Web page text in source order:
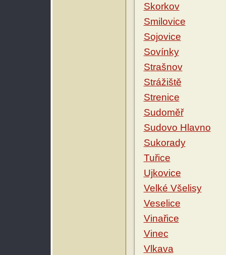
Skorkov
Smilovice
Sojovice
Sovínky
Strašnov
Strážiště
Strenice
Sudoměř
Sudovo Hlavno
Sukorady
Tuřice
Ujkovice
Velké Všelisy
Veselice
Vinařice
Vinec
Vlkava